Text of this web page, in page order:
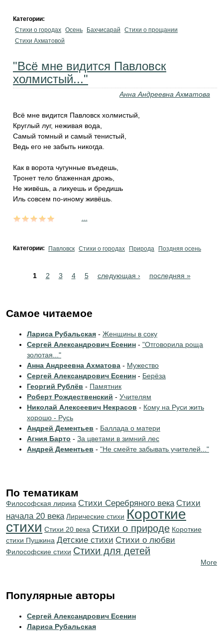
Категории:
Стихи о городах Осень Бахчисарай
Стихи о прощании
Стихи Ахматовой
"Всё мне видится Павловск
холмистый..."
Анна Андреевна Ахматова
Всё мне видится Павловск холмистый,
Круглый луг, неживая вода,
Самый томный и самый тенистый,
Ведь его не забыть никогда.
Как в ворота чугунные въедешь,
Тронет тело блаженная дрожь,
Не живёшь, а ликуешь и бредишь
Иль совсем по-иному живёшь.
Категории: Павловск Стихи о городах Природа Поздняя осень
1 2 3 4 5 следующая › последняя »
Самое читаемое
Лариса Рубальская - Женщины в соку
Сергей Александрович Есенин - "Отговорила роща
золотая..."
Анна Андреевна Ахматова - Мужество
Сергей Александрович Есенин - Берёза
Георгий Рублёв - Памятник
Роберт Рождественский - Учителям
Николай Алексеевич Некрасов - Кому на Руси жить
хорошо - Русь
Андрей Дементьев - Баллада о матери
Агния Барто - За цветами в зимний лес
Андрей Дементьев - "Не смейте забывать учителей..."
По тематикам
Философская лирика Cтихи Серебряного века Cтихи
начала 20 века Лирические стихи Короткие
стихи Стихи 20 века Стихи о природе Короткие
стихи Пушкина Детские стихи Стихи о любви
Философские стихи Стихи для детей
More
Популярные авторы
Сергей Александрович Есенин
Лариса Рубальская